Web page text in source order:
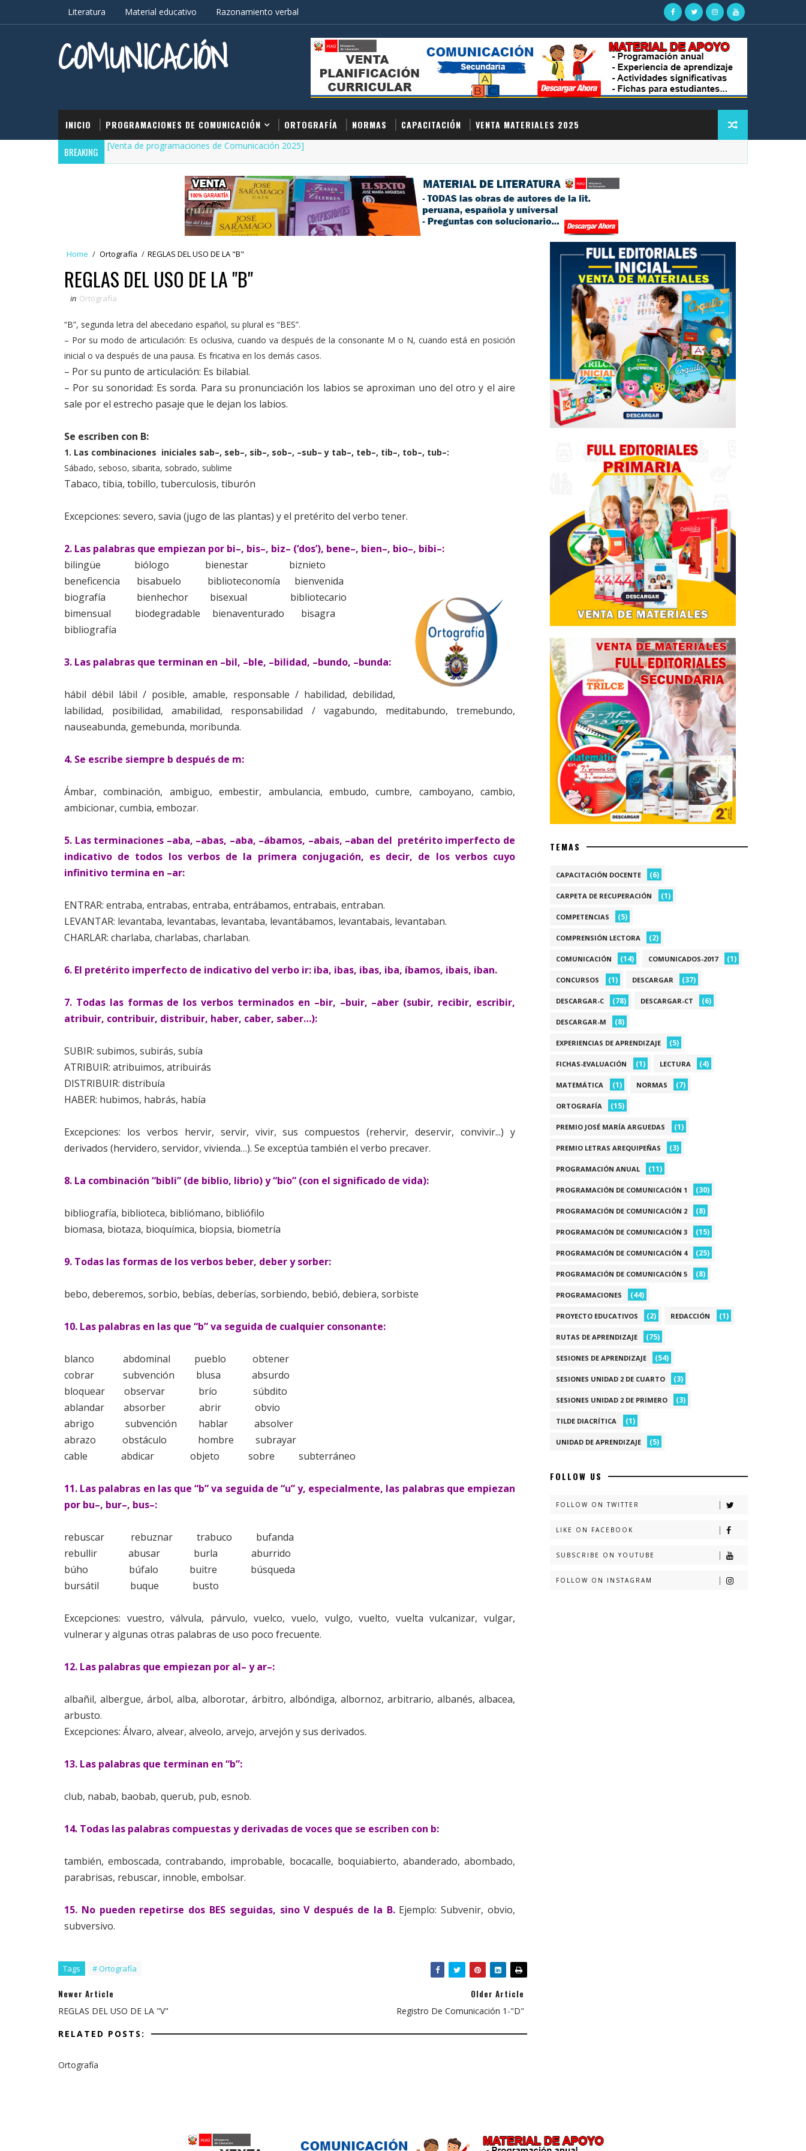
Literatura Material educativo Razonamiento verbal
COMUNICACIÓN
INICIO PROGRAMACIONES DE COMUNICACIÓN ORTOGRAFÍA NORMAS CAPACITACIÓN VENTA MATERIALES 2025
BREAKING [Venta de programaciones de Comunicación 2025]
Home / Ortografía / REGLAS DEL USO DE LA "B"
REGLAS DEL USO DE LA "B"
in Ortografía
“B”, segunda letra del abecedario español, su plural es “BES”.
– Por su modo de articulación: Es oclusiva, cuando va después de la consonante M o N, cuando está en posición
inicial o va después de una pausa. Es fricativa en los demás casos.
– Por su punto de articulación: Es bilabial.
– Por su sonoridad: Es sorda. Para su pronunciación los labios se aproximan uno del otro y el aire
sale por el estrecho pasaje que le dejan los labios.
Se escriben con B:
1. Las combinaciones iniciales sab–, seb–, sib–, sob–, –sub– y tab–, teb–, tib–, tob–, tub–:
Sábado, seboso, sibarita, sobrado, sublime
Tabaco, tibia, tobillo, tuberculosis, tiburón
Excepciones: severo, savia (jugo de las plantas) y el pretérito del verbo tener.
2. Las palabras que empiezan por bi–, bis–, biz– (‘dos’), bene–, bien–, bio–, bibi–:
bilingüe biólogo bienestar
biznieto
beneficencia
bisabuelo biblioteconomía
bienvenida
biografía
bienhechor bisexual
bibliotecario
bimensual
biodegradable bienaventurado
bisagra
bibliografía
3. Las palabras que terminan en –bil, –ble, –bilidad, –bundo, –bunda:
hábil débil lábil / posible, amable, responsable / habilidad, debilidad,
labilidad, posibilidad, amabilidad, responsabilidad / vagabundo, meditabundo, tremebundo,
nauseabunda, gemebunda, moribunda.
4. Se escribe siempre b después de m:
Ámbar, combinación, ambiguo, embestir, ambulancia, embudo, cumbre, camboyano, cambio,
ambicionar, cumbia, embozar.
5. Las terminaciones –aba, –abas, –aba, –ábamos, –abais, –aban del pretérito imperfecto de
indicativo de todos los verbos de la primera conjugación, es decir, de los verbos cuyo
infinitivo termina en –ar:
ENTRAR: entraba, entrabas, entraba, entrábamos, entrabais, entraban.
LEVANTAR: levantaba, levantabas, levantaba, levantábamos, levantabais, levantaban.
CHARLAR: charlaba, charlabas, charlaban.
6. El pretérito imperfecto de indicativo del verbo ir: iba, ibas, ibas, iba, íbamos, ibais, iban.
7. Todas las formas de los verbos terminados en –bir, –buir, –aber (subir, recibir, escribir,
atribuir, contribuir, distribuir, haber, caber, saber…):
SUBIR: subimos, subirás, subía
ATRIBUIR: atribuimos, atribuirás
DISTRIBUIR: distribuía
HABER: hubimos, habrás, había
Excepciones: los verbos hervir, servir, vivir, sus compuestos (rehervir, deservir, convivir...) y
derivados (hervidero, servidor, vivienda…). Se exceptúa también el verbo precaver.
8. La combinación “bibli” (de biblio, librio) y “bio” (con el significado de vida):
bibliografía, biblioteca, bibliómano, bibliófilo
biomasa, biotaza, bioquímica, biopsia, biometría
9. Todas las formas de los verbos beber, deber y sorber:
bebo, deberemos, sorbio, bebías, deberías, sorbiendo, bebió, debiera, sorbiste
10. Las palabras en las que “b” va seguida de cualquier consonante:
blanco abdominal pueblo
obtener
cobrar
subvención blusa
absurdo
bloquear
observar brío
súbdito
ablandar
absorber abrir
obvio
abrigo
subvención hablar
absolver
abrazo
obstáculo hombre
subrayar
cable
abdicar objeto sobre subterráneo
11. Las palabras en las que “b” va seguida de “u” y, especialmente, las palabras que empiezan
por bu–, bur–, bus–:
rebuscar rebuznar trabuco
bufanda
rebullir
abusar burla
aburrido
búho
búfalo buitre
búsqueda
bursátil
buque busto
Excepciones: vuestro, válvula, párvulo, vuelco, vuelo, vulgo, vuelto, vuelta vulcanizar, vulgar,
vulnerar y algunas otras palabras de uso poco frecuente.
12. Las palabras que empiezan por al– y ar–:
albañil, albergue, árbol, alba, alborotar, árbitro, albóndiga, albornoz, arbitrario, albanés, albacea,
arbusto.
Excepciones: Álvaro, alvear, alveolo, arvejo, arvejón y sus derivados.
13. Las palabras que terminan en “b”:
club, nabab, baobab, querub, pub, esnob.
14. Todas las palabras compuestas y derivadas de voces que se escriben con b:
también, emboscada, contrabando, improbable, bocacalle, boquiabierto, abanderado, abombado,
parabrisas, rebuscar, innoble, embolsar.
15. No pueden repetirse dos BES seguidas, sino V después de la B.Ejemplo: Subvenir, obvio,
subversivo.
Tags # Ortografía
Newer Article
REGLAS DEL USO DE LA "V"
Older Article
Registro De Comunicación 1-"D"
RELATED POSTS:
Ortografía
TEMAS
CAPACITACIÓN DOCENTE (6)
CARPETA DE RECUPERACIÓN (1)
COMPETENCIAS (5)
COMPRENSIÓN LECTORA (2)
COMUNICACIÓN (14) COMUNICADOS-2017 (1)
CONCURSOS (1) DESCARGAR (37)
DESCARGAR-C (78) DESCARGAR-CT (6)
DESCARGAR-M (8)
EXPERIENCIAS DE APRENDIZAJE (5)
FICHAS-EVALUACIÓN (1) LECTURA (4)
MATEMÁTICA (1) NORMAS (7)
ORTOGRAFÍA (15)
PREMIO JOSÉ MARÍA ARGUEDAS (1)
PREMIO LETRAS AREQUIPEÑAS (3)
PROGRAMACIÓN ANUAL (11)
PROGRAMACIÓN DE COMUNICACIÓN 1 (30)
PROGRAMACIÓN DE COMUNICACIÓN 2 (8)
PROGRAMACIÓN DE COMUNICACIÓN 3 (15)
PROGRAMACIÓN DE COMUNICACIÓN 4 (25)
PROGRAMACIÓN DE COMUNICACIÓN 5 (8)
PROGRAMACIONES (44)
PROYECTO EDUCATIVOS (2) REDACCIÓN (1)
RUTAS DE APRENDIZAJE (75)
SESIONES DE APRENDIZAJE (54)
SESIONES UNIDAD 2 DE CUARTO (3)
SESIONES UNIDAD 2 DE PRIMERO (3)
TILDE DIACRÍTICA (1)
UNIDAD DE APRENDIZAJE (5)
FOLLOW US
FOLLOW ON TWITTER
LIKE ON FACEBOOK
SUBSCRIBE ON YOUTUBE
FOLLOW ON INSTAGRAM